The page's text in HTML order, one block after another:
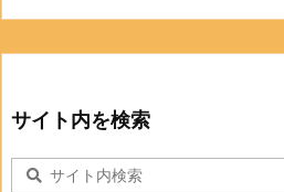
サイト内を検索